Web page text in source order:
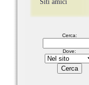
Siti amici
Cerca:
Dove: